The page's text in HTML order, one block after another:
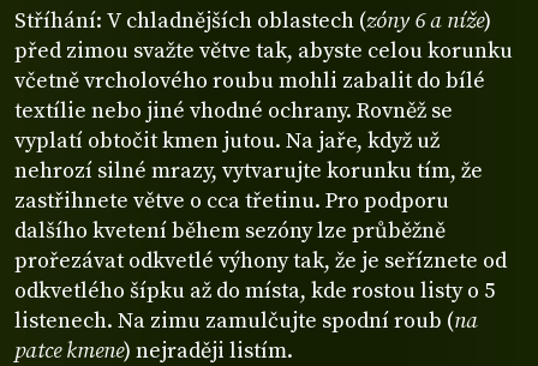
Stříhání: V chladnějších oblastech (zóny 6 a níže)
před zimou svažte větve tak, abyste celou korunku
včetně vrcholového roubu mohli zabalit do bílé
textílie nebo jiné vhodné ochrany. Rovněž se
vyplatí obtočit kmen jutou. Na jaře, když už
nehrozí silné mrazy, vytvarujte korunku tím, že
zastřihnete větve o cca třetinu. Pro podporu
dalšího kvetení během sezóny lze průběžně
prořezávat odkvetlé výhony tak, že je seříznete od
odkvetlého šípku až do místa, kde rostou listy o 5
listenech. Na zimu zamulčujte spodní roub (na
patce kmene) nejraději listím.